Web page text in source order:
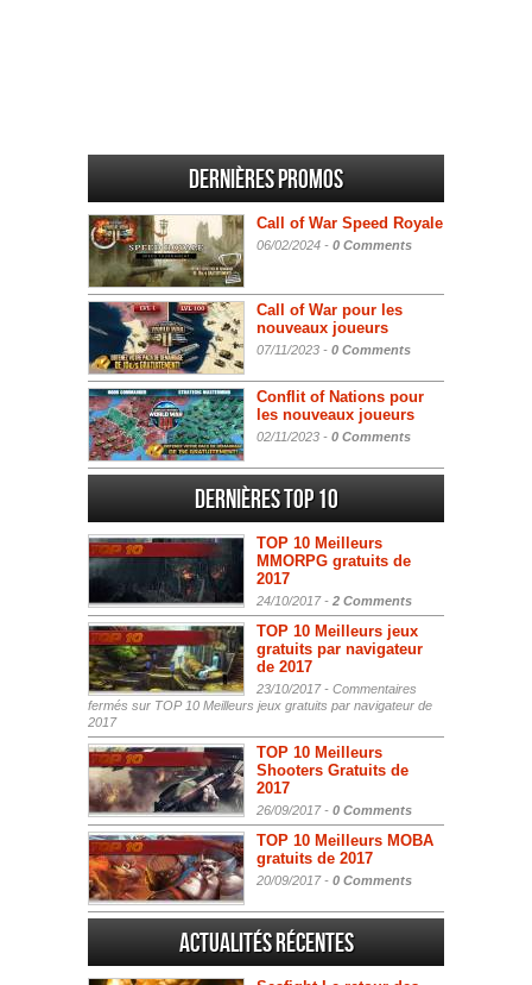
Dernières promos
Call of War Speed Royale
06/02/2024 - 0 Comments
Call of War pour les
nouveaux joueurs
07/11/2023 - 0 Comments
Conflit of Nations pour
les nouveaux joueurs
02/11/2023 - 0 Comments
Dernières Top 10
TOP 10 Meilleurs
MMORPG gratuits de
2017
24/10/2017 - 2 Comments
TOP 10 Meilleurs jeux
gratuits par navigateur
de 2017
23/10/2017 - Commentaires
fermés sur TOP 10 Meilleurs jeux gratuits par navigateur de
2017
TOP 10 Meilleurs
Shooters Gratuits de
2017
26/09/2017 - 0 Comments
TOP 10 Meilleurs MOBA
gratuits de 2017
20/09/2017 - 0 Comments
Actualités Récentes